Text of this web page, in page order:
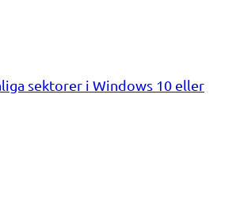
sektorer i Windows 10 eller